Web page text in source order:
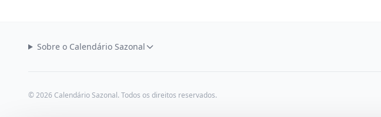
Sobre o Calendário Sazonal
© 2026 Calendário Sazonal. Todos os direitos reservados.